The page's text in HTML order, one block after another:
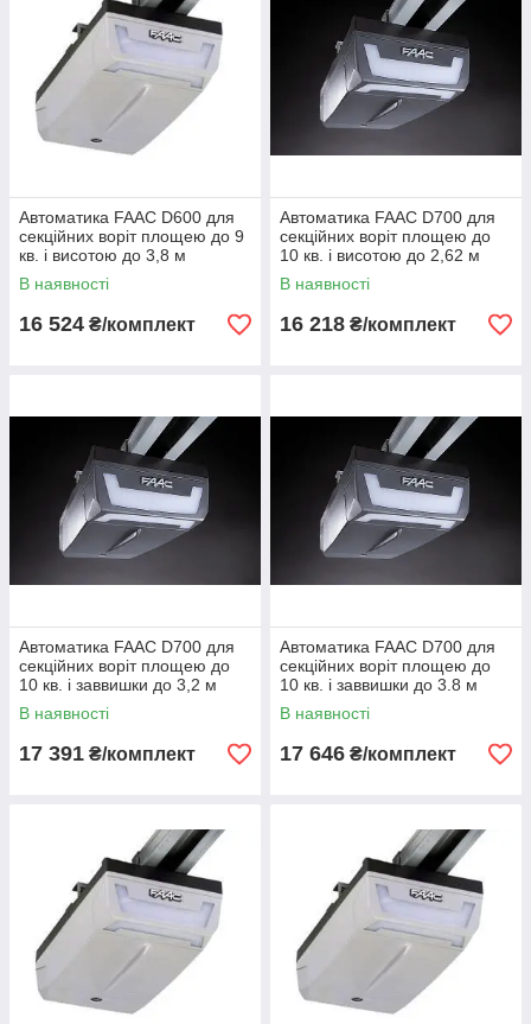
Автоматика FAAC D600 для
секційних воріт площею до 9
кв. і висотою до 3,8 м
В наявності
16 524 ₴/комплект
Автоматика FAAC D700 для
секційних воріт площею до
10 кв. і висотою до 2,62 м
В наявності
16 218 ₴/комплект
Автоматика FAAC D700 для
секційних воріт площею до
10 кв. і заввишки до 3,2 м
В наявності
17 391 ₴/комплект
Автоматика FAAC D700 для
секційних воріт площею до
10 кв. і заввишки до 3.8 м
В наявності
17 646 ₴/комплект